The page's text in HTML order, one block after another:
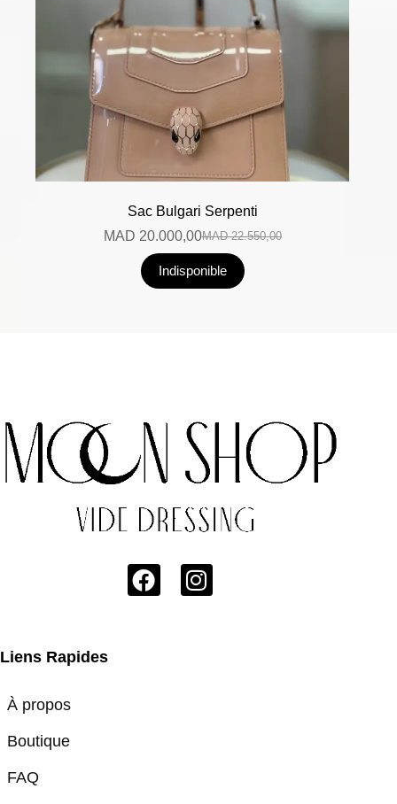
Sac Bulgari Serpenti
MAD22.550,00
MAD 20.000,00
Indisponible
Liens Rapides
À propos
Boutique
FAQ